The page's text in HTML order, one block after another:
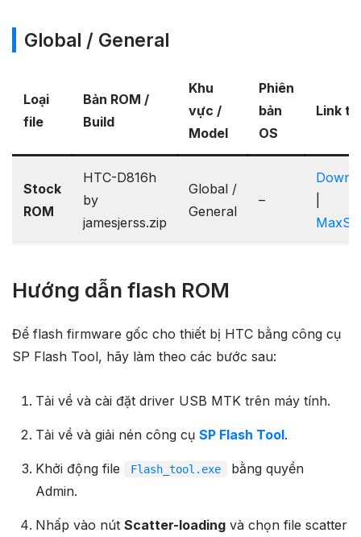
Global / General
Loại
file
Bản ROM /
Build
Khu
vực /
Model
Phiên
bản
OS
Link
Stock
ROM
HTC-D816h
by
jamesjerss.zip
Global /
General
–
Hướng dẫn flash ROM
Để flash firmware gốc cho thiết bị HTC bằng công cụ
SP Flash Tool, hãy làm theo các bước sau:
Tải về và cài đặt driver USB MTK trên máy tính.
Tải về và giải nén công cụ SP Flash Tool.
Khởi động file Flash_tool.exe
bằng quyền
Admin.
Nhấp vào nút Scatter-loadingvà chọn file scatter